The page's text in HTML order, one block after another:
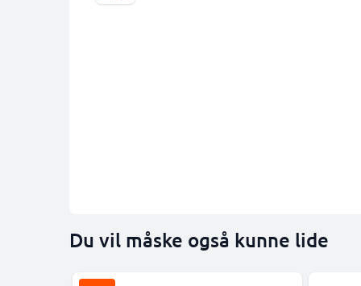
Du vil måske også kunne lide